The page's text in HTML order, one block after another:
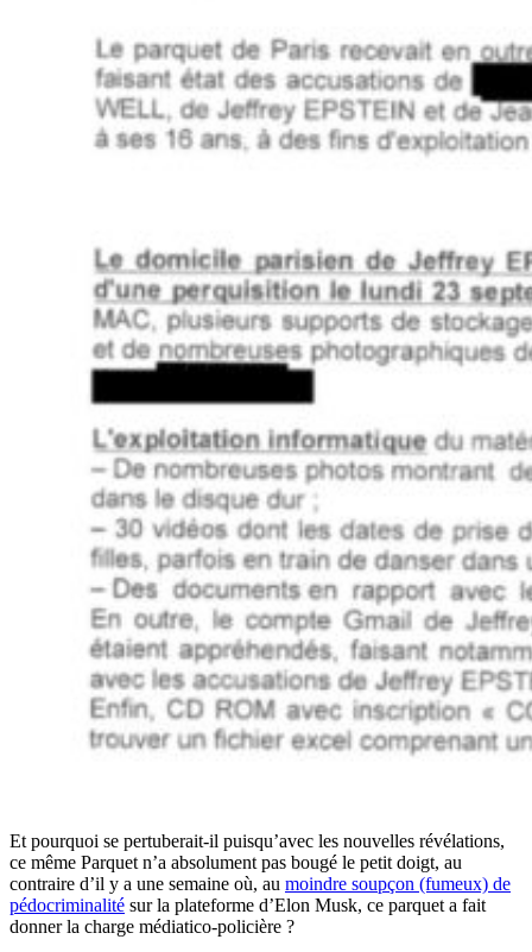
Et pourquoi se pertuberait-il puisqu’avec les nouvelles révélations,
ce même Parquet n’a absolument pas bougé le petit doigt, au
contraire d’il y a une semaine où, au moindre soupçon (fumeux) de
pédocriminalité sur la plateforme d’Elon Musk, ce parquet a fait
donner la charge médiatico-policière ?